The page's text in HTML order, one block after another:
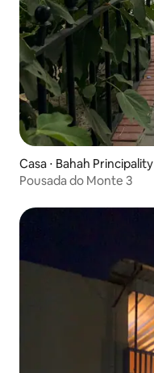
Casa ⋅ Bahah Principality
Pousada do Monte 3